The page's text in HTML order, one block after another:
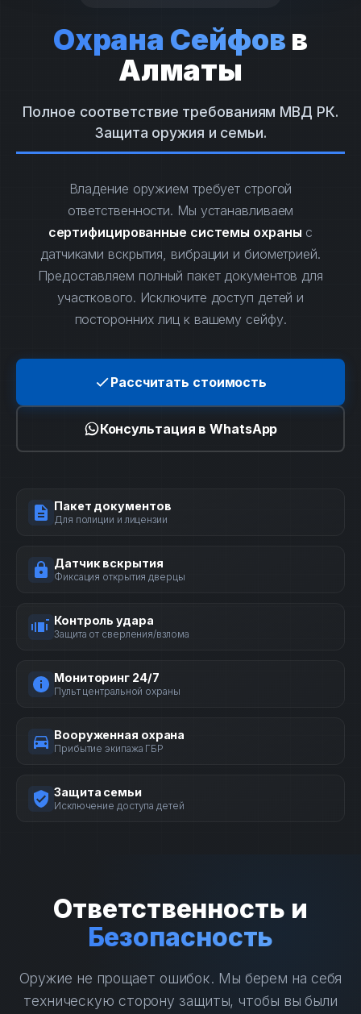
Охрана Сейфов в
Алматы
Полное соответствие требованиям МВД РК.
Защита оружия и семьи.
Владение оружием требует строгой
ответственности. Мы устанавливаем
сертифицированные системы охраны с
датчиками вскрытия, вибрации и биометрией.
Предоставляем полный пакет документов для
участкового. Исключите доступ детей и
посторонних лиц к вашему сейфу.
Рассчитать стоимость
Консультация в WhatsApp
Пакет документов
Для полиции и лицензии
Датчик вскрытия
Фиксация открытия дверцы
Контроль удара
Защита от сверления/взлома
Мониторинг 24/7
Пульт центральной охраны
Вооруженная охрана
Прибытие экипажа ГБР
Защита семьи
Исключение доступа детей
Ответственность и
Безопасность
Оружие не прощает ошибок. Мы берем на себя
техническую сторону защиты, чтобы вы были